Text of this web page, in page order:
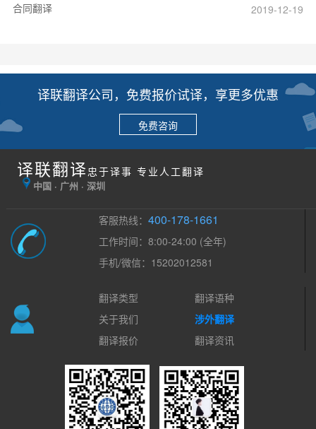
合同翻译
2019-12-19
译联翻译公司，免费报价试译，享更多优惠
免费咨询
译联翻译 忠于译事 专业人工翻译
中国 · 广州 · 深圳
客服热线：400-178-1661
工作时间：8:00-24:00 (全年)
手机/微信：15202012581
翻译类型
翻译语种
关于我们
涉外翻译
翻译报价
翻译资讯